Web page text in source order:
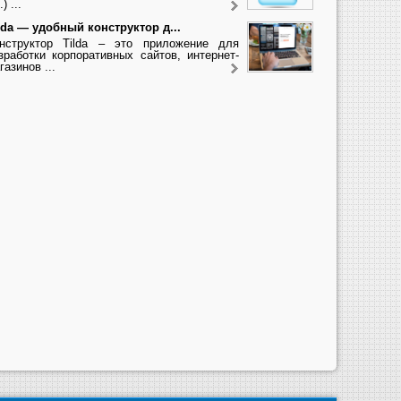
...
— удобный конструктор д...
Tilda – это приложение для
корпоративных сайтов, интернет-
...